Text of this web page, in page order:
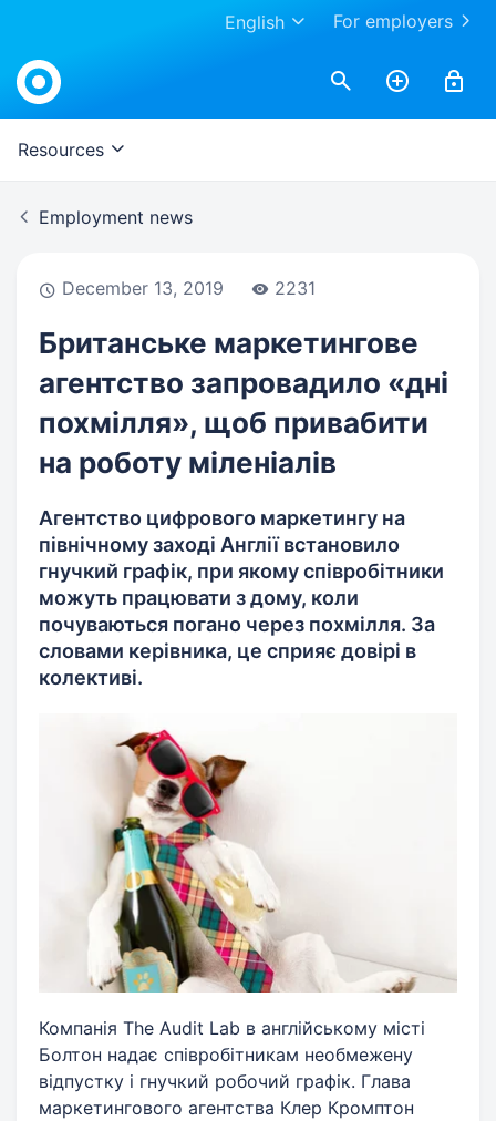
For employers
English
Work.ua
Resources
Employment news
December 13, 2019 2231
Британське маркетингове
агентство запровадило «дні
похмілля», щоб привабити
на роботу міленіалів
Агентство цифрового маркетингу на
північному заході Англії встановило
гнучкий графік, при якому співробітники
можуть працювати з дому, коли
почуваються погано через похмілля. За
словами керівника, це сприяє довірі в
колективі.
Компанія The Audit Lab в англійському місті
Болтон надає співробітникам необмежену
відпустку і гнучкий робочий графік. Глава
маркетингового агентства Клер Кромптон